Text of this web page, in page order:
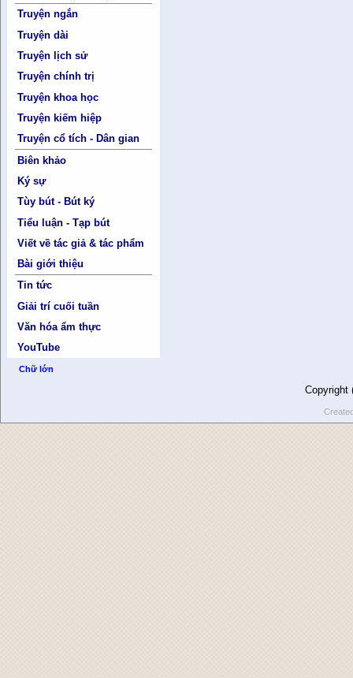
Truyện ngắn
Truyện dài
Truyện lịch sử
Truyện chính trị
Truyện khoa học
Truyện kiếm hiệp
Truyện cổ tích - Dân gian
Biên khảo
Ký sự
Tùy bút - Bút ký
Tiểu luận - Tạp bút
Viết về tác giả & tác phẩm
Bài giới thiệu
Tin tức
Giải trí cuối tuần
Văn hóa ẩm thực
YouTube
Chữ lớn
Copyright